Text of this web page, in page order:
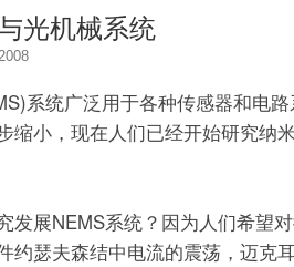
光机械系统
系统广泛用于各种传感器和电
缩小，现在人们已经开始研究纳
展NEMS系统？因为人们希望
约瑟夫森结中电流的震荡，迈克